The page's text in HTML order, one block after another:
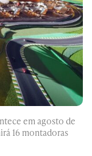
em agosto de
16 montadoras